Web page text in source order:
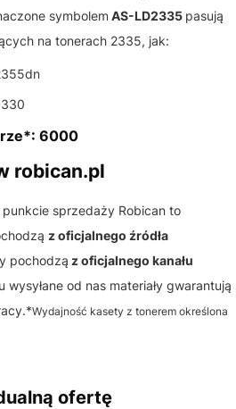
symbolem AS-LD2335 pasują
na tonerach 2335, jak:
6000
robican.pl
sprzedaży Robican to
z oficjalnego źródła
pochodzą z oficjalnego kanału
wysyłane od nas materiały gwarantują
Wydajność kasety z tonerem określona
ofertę